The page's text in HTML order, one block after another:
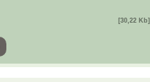
[30,22 Kb]